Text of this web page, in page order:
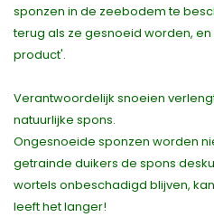
sponzen in de zeebodem te
terug als ze gesnoeid worden,
product'.
Verantwoordelijk snoeien
natuurlijke spons.
Ongesnoeide sponzen worden
getrainde duikers de spons
wortels onbeschadigd blijven,
leeft het langer!